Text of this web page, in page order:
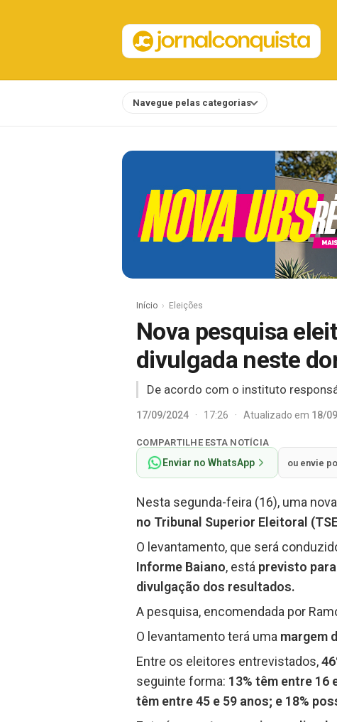
Navegue pelas categorias
Início Eleições
Nova pesquisa
divulgada neste
De acordo com o instituto
17/09/2024 · 17:26 · Atualizado em 18/
COMPARTILHE ESTA NOTÍCIA
Enviar no WhatsApp ou envie
Nesta segunda-feira (16), uma
no Tribunal Superior Eleitoral
O levantamento, que será
Informe Baiano, está previsto
divulgação dos resultados.
A pesquisa, encomendada por
O levantamento terá uma margem
Entre os eleitores entrevistados,
seguinte forma: 13% têm entre 16
têm entre 45 e 59 anos; e 18%